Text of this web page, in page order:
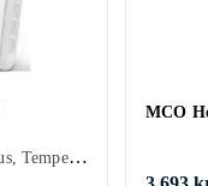
Z-Wave, Z-Wave Plus, Temperatur
MCO